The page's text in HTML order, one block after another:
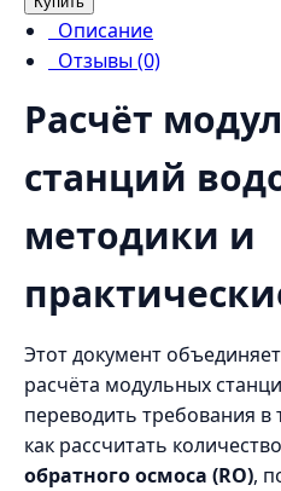
Описание
Отзывы (0)
Расчёт
станций
методики и
Этот документ
расчёта модульных
переводить требования
как рассчитать
обратного осмоса (RO),